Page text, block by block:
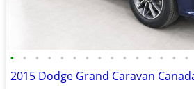
• • • • • • • • • • • • • • •
2015 Dodge Grand Caravan